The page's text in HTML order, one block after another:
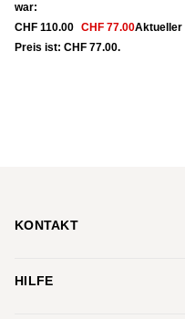
war:
CHF 110.00 CHF 77.00Aktueller
Preis ist: CHF 77.00.
KONTAKT
Bankstrasse 20
HILFE